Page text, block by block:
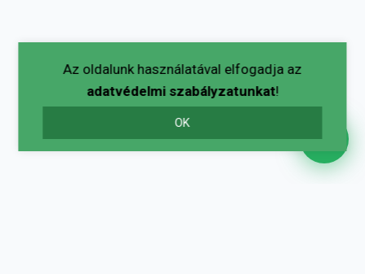
Az oldalunk használatával elfogadja az
adatvédelmi szabályzatunkat!
OK